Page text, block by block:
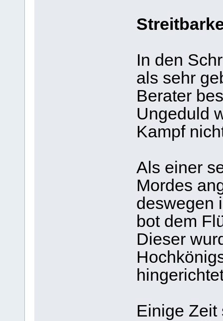
In den
als sehr
Berater
Ungeduld
Kampf
Als einer
Mordes
deswegen
bot dem
Dieser
Einige Zeit